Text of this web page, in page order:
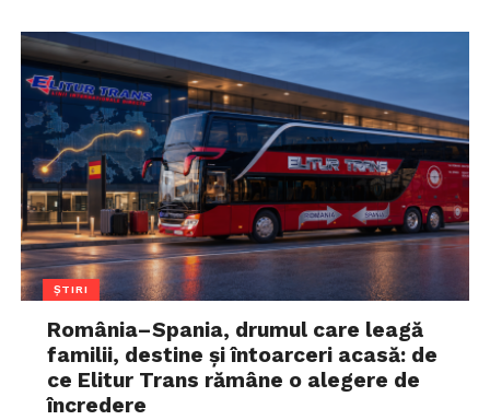
ȘTIRI
România–Spania, drumul care leagă
familii, destine și întoarceri acasă: de
ce Elitur Trans rămâne o alegere de
încredere